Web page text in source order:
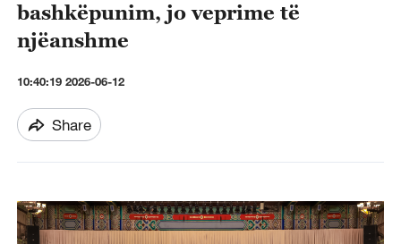
bashkëpunim, jo veprime të
njëanshme
10:40:19 2026-06-12
Share